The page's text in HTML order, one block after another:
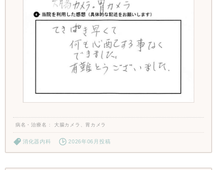
病名・治療名 大腸カメラ、胃カメラ
消化器内科 2026年06月投稿